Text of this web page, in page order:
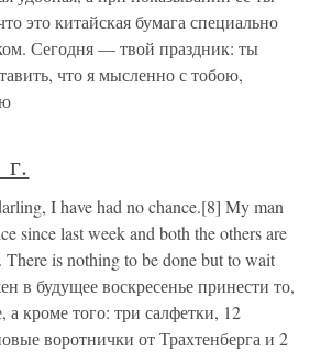
это китайская бумага специально
Сегодня — твой праздник: ты
что я мысленно с тобою,
I have had no chance.[8] My man
since last week and both the others are
is nothing to be done but to wait
в будущее воскресенье принести то,
кроме того: три салфетки, 12
воротнички от Трахтенберга и 2